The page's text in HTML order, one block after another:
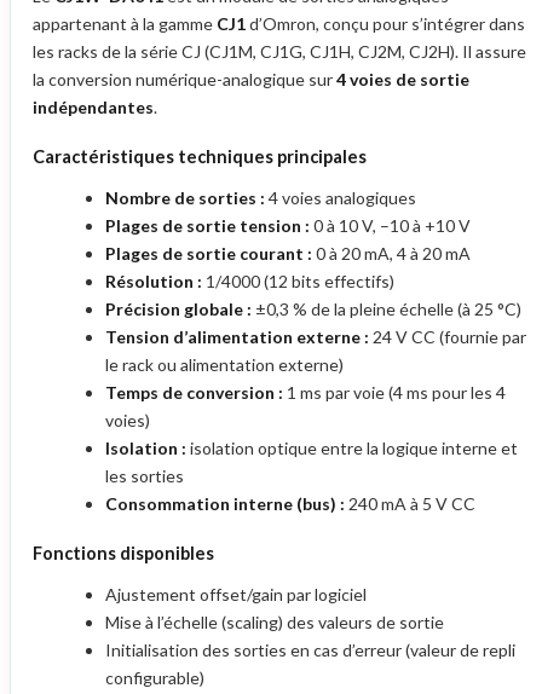
appartenant à la gamme CJ1d’Omron, conçu pour s’intégrer dans
les racks de la série CJ (CJ1M, CJ1G, CJ1H, CJ2M, CJ2H). Il assure
la conversion numérique-analogique sur4 voies de sortie
indépendantes.
Caractéristiques techniques principales
Nombre de sorties : 4 voies analogiques
Plages de sortie tension : 0 à 10 V, –10 à +10 V
Plages de sortie courant : 0 à 20 mA, 4 à 20 mA
Résolution : 1/4000 (12 bits effectifs)
Précision globale : ±0,3 % de la pleine échelle (à 25 °C)
Tension d’alimentation externe : 24 V CC (fournie par
le rack ou alimentation externe)
Temps de conversion : 1 ms par voie (4 ms pour les 4
voies)
Isolation : isolation optique entre la logique interne et
les sorties
Consommation interne (bus) : 240 mA à 5 V CC
Fonctions disponibles
Ajustement offset/gain par logiciel
Mise à l’échelle (scaling) des valeurs de sortie
Initialisation des sorties en cas d’erreur (valeur de repli
configurable)